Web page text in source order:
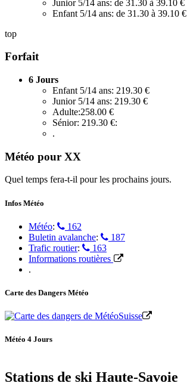
Junior 5/14 ans: de 31.30 à 39.10 €
Enfant 5/14 ans: de 31.30 à 39.10 €
top
Forfait
6 Jours
Enfant 5/14 ans: 219.30 €
Junior 5/14 ans: 219.30 €
Adulte:258.00 €
Sénior: 219.30 €:
.
Météo pour XX
Quel temps fera-t-il pour les prochains jours.
Infos Météo
Météo:
162
Buletin avalanche:
187
Trafic routier:
163
Informations routières
.
Carte des Dangers Météo
Météo 4 Jours
Stations de ski Haute-Savoie